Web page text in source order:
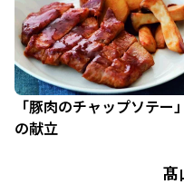
「豚肉のチャップソテー」
の献立
髙